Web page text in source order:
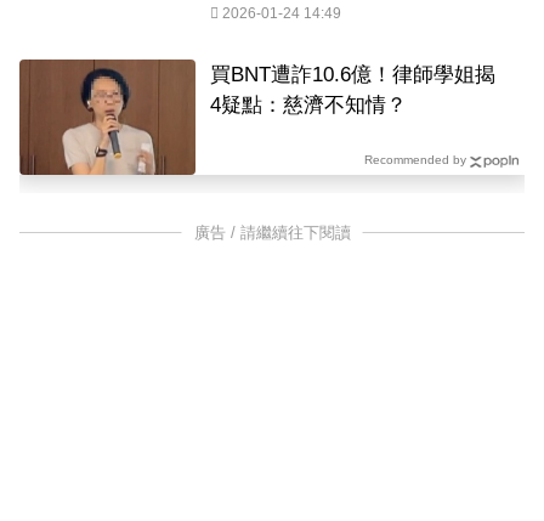
2026-01-24 14:49
買BNT遭詐10.6億！律師學姐揭
4疑點：慈濟不知情？
Recommended by
廣告 / 請繼續往下閱讀